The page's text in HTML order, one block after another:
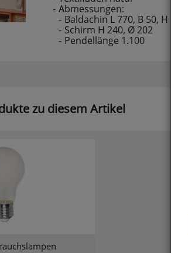
Abmessungen:
Baldachin L 770, B 50, H 25
Schirm H 240, Ø 202
Pendellänge 1.100
zu diesem Artikel